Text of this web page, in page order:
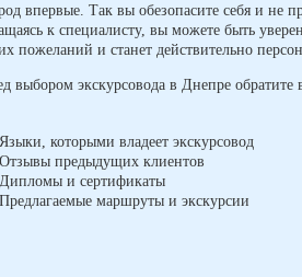
впервые. Так вы обезопасите себя и не
к специалисту, вы можете быть
пожеланий и станет действительно
выбором экскурсовода в Днепре обратите
Языки, которыми владеет экскурсовод
Отзывы предыдущих клиентов
Дипломы и сертификаты
Предлагаемые маршруты и экскурсии